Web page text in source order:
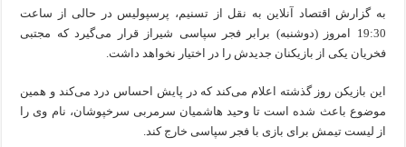
به گزارش اقتصاد آنلاین به نقل از تسنیم، پرسپولیس در حالی از ساعت
19:30 امروز (دوشنبه) برابر فجر سپاسی شیراز قرار می‌گیرد که مجتبی
فخریان یکی از بازیکنان جدیدش را در اختیار نخواهد داشت.
این بازیکن روز گذشته اعلام می‌کند که در پایش احساس درد می‌کند و همین
موضوع باعث شده است تا وحید هاشمیان سرمربی سرخپوشان، نام وی را
از لیست تیمش برای بازی با فجر سپاسی خارج کند.